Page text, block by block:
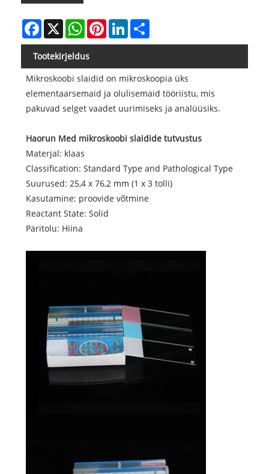
Facebook
X WhatsAppPinterestLinkedIn
Tootekirjeldus
Mikroskoobi slaidid on mikroskoopia üks
elementaarsemaid ja olulisemaid tööriistu, mis
pakuvad selget vaadet uurimiseks ja analüüsiks.
Haorun Med mikroskoobi slaidide tutvustus
Materjal: klaas
Classification: Standard Type and Pathological Type
Suurused: 25,4 x 76,2 mm (1 x 3 tolli)
Kasutamine: proovide võtmine
Reactant State: Solid
Päritolu: Hiina